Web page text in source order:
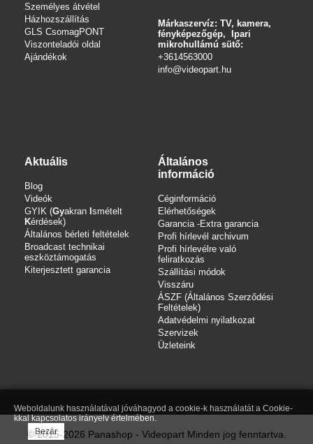
Személyes átvétel
Házhozszállítás
GLS CsomagPONT
Viszonteladói oldal
Ajándékok
Márkaszervíz: TV, kamera,
fényképezőgép, Ipari
mikrohullámú sütő:
+3614563000
info@videopart.hu
Aktuális
Blog
Videók
GYIK (Gyakran smételt
Kérdések)
Általános bérleti feltételek
Broadcast technikai
eszköztámogatás
Kiterjesztett garancia
Általános
információ
Céginformáció
Elérhetőségek
Garancia -Extra garancia
Profi hírlevél archivum
Profi hírlevélre való
feliratkozás
Szállítási módok
Visszáru
ÁSZF (Általános Szerződési
Feltételek)
Adatvédelmi nyilatkozat
Szervizek
Üzleteink
© 2015-2026 Panashop - Videopart Minden jog fenntartva.
Weboldalunk használatával jóváhagyod a cookie-k használatát a Cookie-
kkal kapcsolatos irányelv értelmében.
Bezár